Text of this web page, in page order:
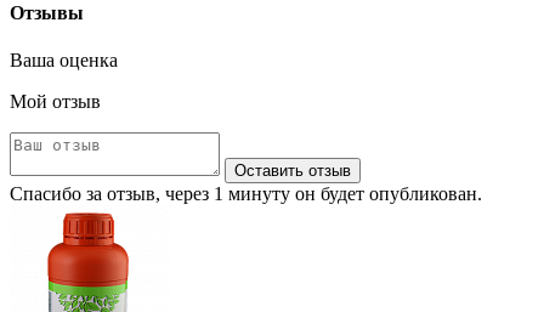
Отзывы
Ваша оценка
Мой отзыв
Оставить отзыв
Спасибо за отзыв, через 1 минуту он будет опубликован.